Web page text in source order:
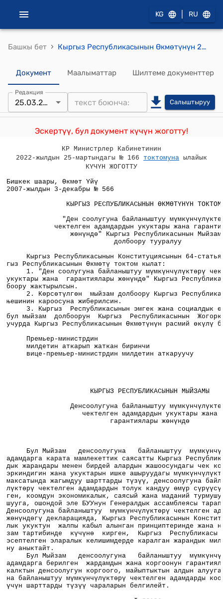
KG RU
Башкы бет › Кыргыз Республикасынын Өкмөтүнүн 2007-жылдын 3-декабрындагы № 566 "Ден соолугуна байланыштуу мүмкүнчүлүктөрү чектелген адамдардын укуктары жана гарантиялары жөнүндө" Кыргыз Республикасынын Мыйзам долбоору тууралуу" токтому
Документ Маалыматтар Шилтеме документтер
Редакция
25.03.2022 Салыштыруу
Эскертүү, бул документ күчүн жоготту!